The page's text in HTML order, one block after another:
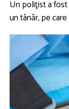
Un poliţist a
un tânăr, pe